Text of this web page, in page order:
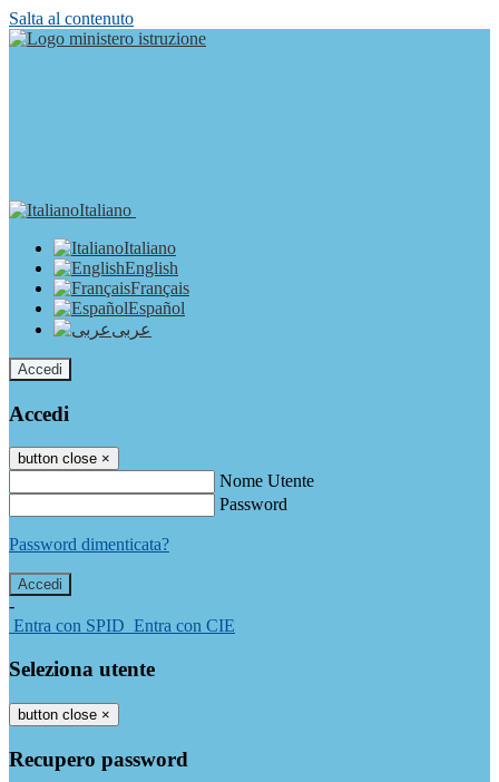
Salta al contenuto
Italiano
Italiano
English
Français
Español
عربى
Accedi
Accedi
button close ×
Nome Utente
Password
Password dimenticata?
-
Entra con SPID Entra con CIE
Seleziona utente
button close ×
Recupero password